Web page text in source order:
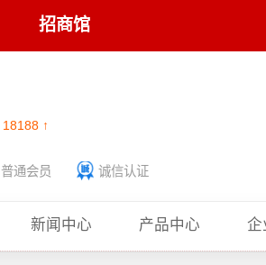
招商馆
18188 ↑
普通会员 诚信认证
新闻中心 产品中心 企